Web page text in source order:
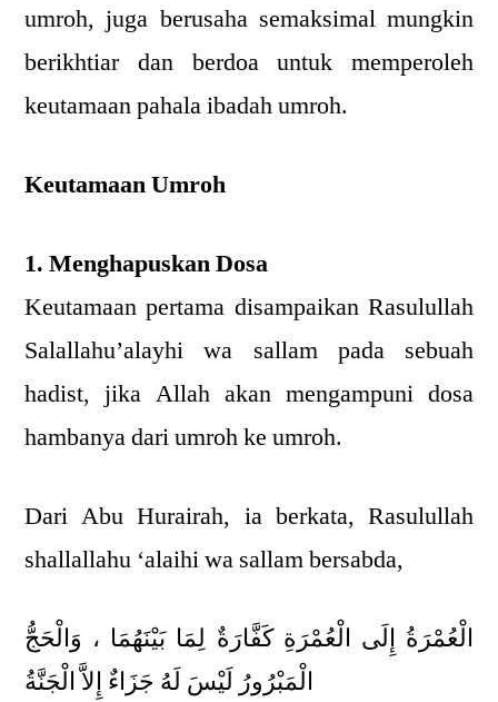
umroh, juga berusaha semaksimal mungkin
berikhtiar dan berdoa untuk memperoleh
keutamaan pahala ibadah umroh.
Keutamaan Umroh
1. Menghapuskan Dosa
Keutamaan pertama disampaikan Rasulullah
Salallahu’alayhi wa sallam pada sebuah
hadist, jika Allah akan mengampuni dosa
hambanya dari umroh ke umroh.
Dari Abu Hurairah, ia berkata, Rasulullah
shallallahu ‘alaihi wa sallam bersabda,
الْعُمْرَةُ إِلَى الْعُمْرَةِ كَفَّارَةٌ لِمَا بَيْنَهُمَا ، وَالْحَجُّ
الْمَبْرُورُ لَيْسَ لَهُ جَزَاءٌ إِلاَّ الْجَنَّةُ